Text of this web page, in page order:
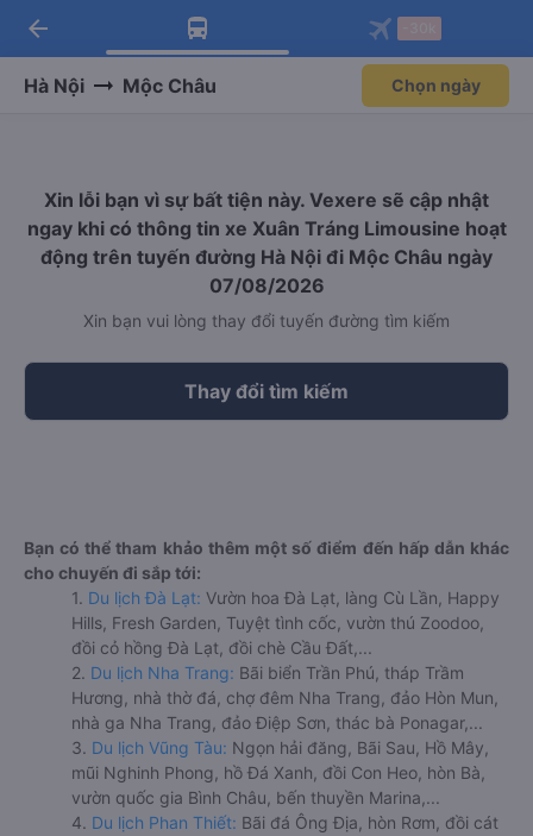
Tải app Vexere ngay!
Nhận ưu đãi thành viên độc
Mở app
Tải app Vexere
-30k/ghế khi đặt vé máy bay qua
Mở app
arrow_back
Hà Nội Mộc Châu Chọn ngày
Xin lỗi bạn vì sự bất tiện này. Vexere sẽ cập nhật
ngay khi có thông tin xe Xuân Tráng Limousine hoạt
động trên tuyến đường Hà Nội đi Mộc Châu ngày
07/08/2026
Xin bạn vui lòng thay đổi tuyến đường tìm kiếm
Thay đổi tìm kiếm
Bạn có thể tham khảo thêm một số điểm đến hấp dẫn khác
cho chuyến đi sắp tới:
1. Du lịch Đà Lạt: Vườn hoa Đà Lạt, làng Cù Lần, Happy
Hills, Fresh Garden, Tuyệt tình cốc, vườn thú Zoodoo,
đồi cỏ hồng Đà Lạt, đồi chè Cầu Đất,...
2. Du lịch Nha Trang: Bãi biển Trần Phú, tháp Trầm
Hương, nhà thờ đá, chợ đêm Nha Trang, đảo Hòn Mun,
nhà ga Nha Trang, đảo Điệp Sơn, thác bà Ponagar,...
3. Du lịch Vũng Tàu: Ngọn hải đăng, Bãi Sau, Hồ Mây,
mũi Nghinh Phong, hồ Đá Xanh, đồi Con Heo, hòn Bà,
vườn quốc gia Bình Châu, bến thuyền Marina,...
4. Du lịch Phan Thiết: Bãi đá Ông Địa, hòn Rơm, đồi cát